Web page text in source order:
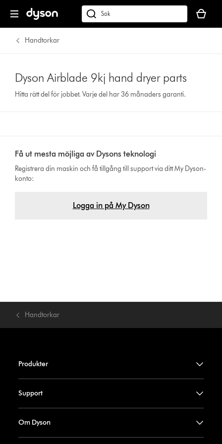
Sök
på
är
tom
Handtorkar
Dyson Airblade 9kj hand dryer parts
Hitta rätt del för jobbet. Varje del har 36 månaders garanti.
Få ut mesta möjliga av Dysons teknologi
Registrera din maskin och få tillgång till support via ditt My Dyson-
konto:
Logga in på My Dyson
Handtorkar
Produkter
Support
Om Dyson